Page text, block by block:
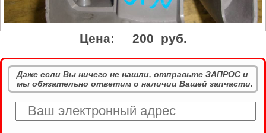
Цена: 200 руб.
Даже если Вы ничего не нашли, отправьте ЗАПРОС и
мы обязательно ответим о наличии Вашей запчасти.